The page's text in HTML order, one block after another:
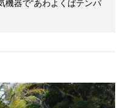
機器で“あわよくばテンバ